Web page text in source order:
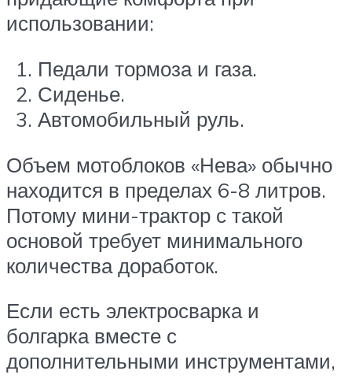
использовании:
Педали тормоза и газа.
Сиденье.
Автомобильный руль.
Объем мотоблоков «Нева» обычно
находится в пределах 6-8 литров.
Потому мини-трактор с такой
основой требует минимального
количества доработок.
Если есть электросварка и
болгарка вместе с
дополнительными инструментами,